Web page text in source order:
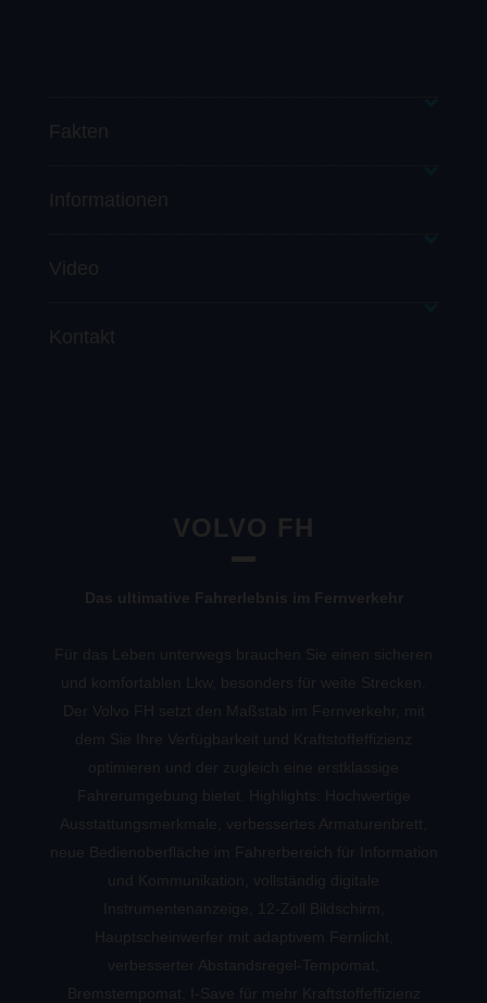
Fakten
Informationen
Video
Kontakt
VOLVO FH
Das ultimative Fahrerlebnis im Fernverkehr
Für das Leben unterwegs brauchen Sie einen sicheren
und komfortablen Lkw, besonders für weite Strecken.
Der Volvo FH setzt den Maßstab im Fernverkehr, mit
dem Sie Ihre Verfügbarkeit und Kraftstoffeffizienz
optimieren und der zugleich eine erstklassige
Fahrerumgebung bietet. Highlights: Hochwertige
Ausstattungsmerkmale, verbessertes Armaturenbrett,
neue Bedienoberfläche im Fahrerbereich für Information
und Kommunikation, vollständig digitale
Instrumentenanzeige, 12-Zoll Bildschirm,
Hauptscheinwerfer mit adaptivem Fernlicht,
verbesserter Abstandsregel-Tempomat,
Bremstempomat, I-Save für mehr Kraftstoffeffizienz